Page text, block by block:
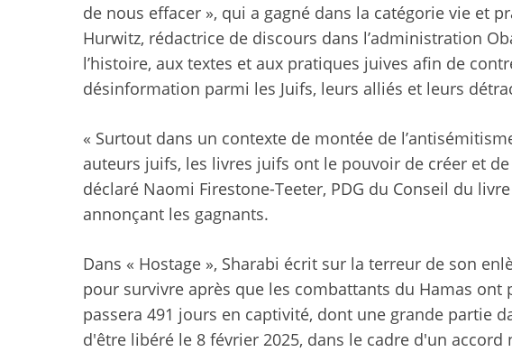
de nous effacer », qui a gagné dans la catégorie vie et
Hurwitz, rédactrice de discours dans l’administration
l’histoire, aux textes et aux pratiques juives afin de
désinformation parmi les Juifs, leurs alliés et leurs
« Surtout dans un contexte de montée de
auteurs juifs, les livres juifs ont le pouvoir de créer et
déclaré Naomi Firestone-Teeter, PDG du Conseil du
annonçant les gagnants.
Dans « Hostage », Sharabi écrit sur la terreur de son
pour survivre après que les combattants du Hamas ont
passera 491 jours en captivité, dont une grande partie
d'être libéré le 8 février 2025, dans le cadre d'un